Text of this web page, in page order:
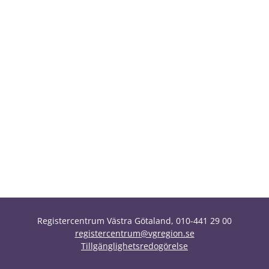
Registercentrum Västra Götaland, 010-441 29 00
registercentrum@vgregion.se
Tillgänglighetsredogörelse